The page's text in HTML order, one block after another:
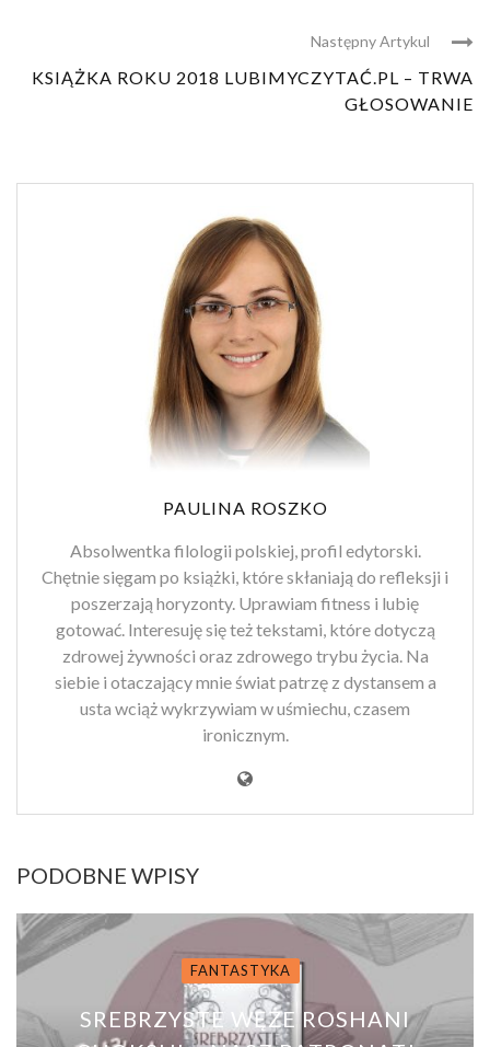
Następny Artykul
KSIĄŻKA ROKU 2018 LUBIMYCZYTAĆ.PL – TRWA
GŁOSOWANIE
PAULINA ROSZKO
Absolwentka filologii polskiej, profil edytorski.
Chętnie sięgam po książki, które skłaniają do refleksji i
poszerzają horyzonty. Uprawiam fitness i lubię
gotować. Interesuję się też tekstami, które dotyczą
zdrowej żywności oraz zdrowego trybu życia. Na
siebie i otaczający mnie świat patrzę z dystansem a
usta wciąż wykrzywiam w uśmiechu, czasem
ironicznym.
PODOBNE WPISY
FANTASTYKA
SREBRZYSTE WĘŻE ROSHANI